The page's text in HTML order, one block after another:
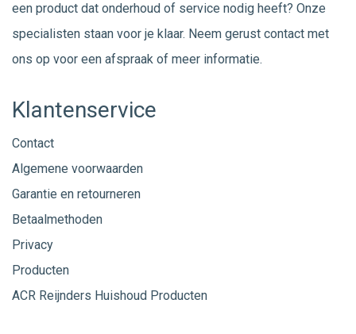
een product dat onderhoud of service nodig heeft? Onze
specialisten staan voor je klaar. Neem gerust contact met
ons op voor een afspraak of meer informatie.
Klantenservice
Contact
Algemene voorwaarden
Garantie en retourneren
Betaalmethoden
Privacy
Producten
ACR Reijnders Huishoud Producten